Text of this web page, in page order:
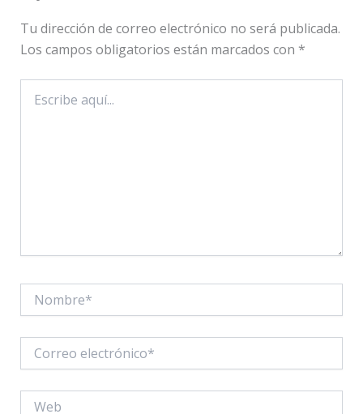
Tu dirección de correo electrónico no será publicada.
Los campos obligatorios están marcados con *
aquí...
electrónico*